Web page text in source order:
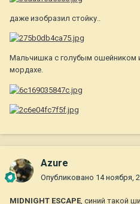
даже изобразил стойку..
Мальчишка с голубым ошейником
мордахе.
Azure
Опубликовано 14 ноября,
MIDNIGHT ESCAPE, синий такой